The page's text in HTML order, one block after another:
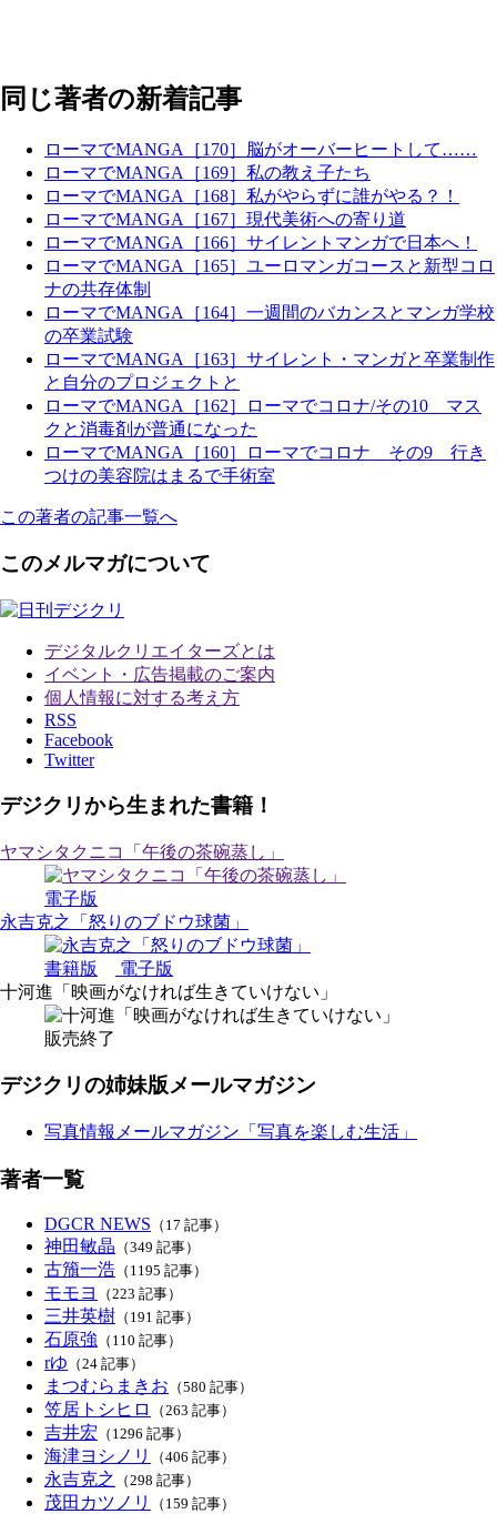
同じ著者の新着記事
ローマでMANGA［170］脳がオーバーヒートして……
ローマでMANGA［169］私の教え子たち
ローマでMANGA［168］私がやらずに誰がやる？！
ローマでMANGA［167］現代美術への寄り道
ローマでMANGA［166］サイレントマンガで日本へ！
ローマでMANGA［165］ユーロマンガコースと新型コロ
ナの共存体制
ローマでMANGA［164］一週間のバカンスとマンガ学校
の卒業試験
ローマでMANGA［163］サイレント・マンガと卒業制作
と自分のプロジェクトと
ローマでMANGA［162］ローマでコロナ/その10 マス
クと消毒剤が普通になった
ローマでMANGA［160］ローマでコロナ その9 行き
つけの美容院はまるで手術室
この著者の記事一覧へ
このメルマガについて
デジタルクリエイターズとは
イベント・広告掲載のご案内
個人情報に対する考え方
RSS
Facebook
Twitter
デジクリから生まれた書籍！
ヤマシタクニコ「午後の茶碗蒸し」
電子版
永吉克之「怒りのブドウ球菌」
書籍版
電子版
十河進「映画がなければ生きていけない」
販売終了
デジクリの姉妹版メールマガジン
写真情報メールマガジン「写真を楽しむ生活」
著者一覧
DGCR NEWS （17 記事）
神田敏晶 （349 記事）
古籏一浩 （1195 記事）
モモヨ （223 記事）
三井英樹 （191 記事）
石原強 （110 記事）
rゆ （24 記事）
まつむらまきお （580 記事）
笠居トシヒロ （263 記事）
吉井宏 （1296 記事）
海津ヨシノリ （406 記事）
永吉克之 （298 記事）
茂田カツノリ （159 記事）